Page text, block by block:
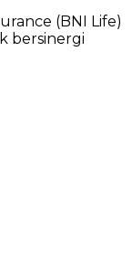
(BNI Life)
bersinergi